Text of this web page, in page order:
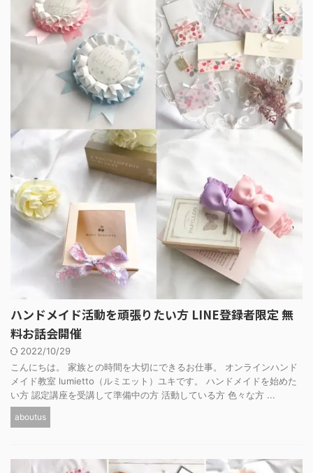
ハンドメイド活動を頑張りたい方 LINE登録者限定 無
料お話会開催
2022/10/29
こんにちは。 家族との時間を大切にできるお仕事。 オンラインハンド
メイド教室 lumietto（ルミエット）ユキです。 ハンドメイドを始めた
い方 認定講座を受講して準備中の方 活動している方 色々な方 ...
aboutus